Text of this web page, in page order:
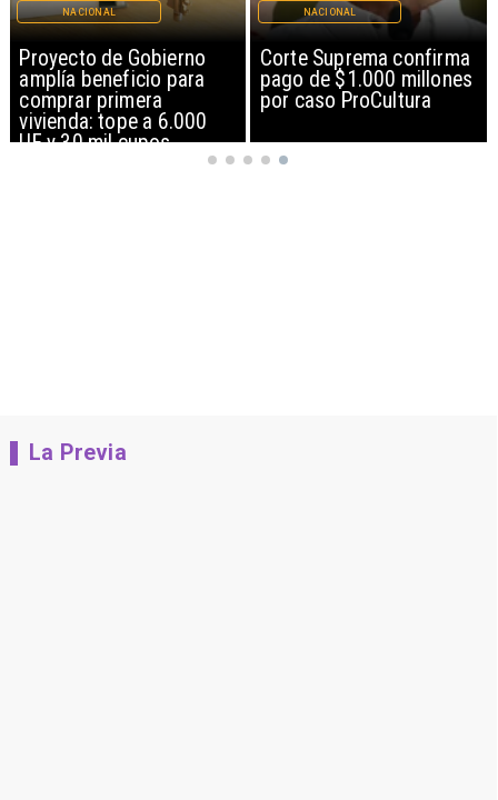
Corte Suprema confirma
pago de $1.000 millones
por caso ProCultura
Codelco suspende
construcción de
Norte en El
NACIONAL
La Previa